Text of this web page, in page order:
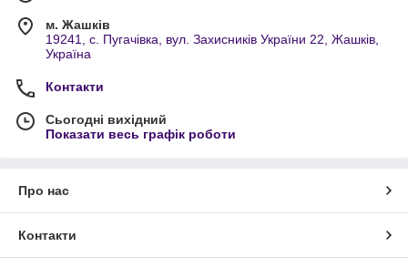
м. Жашків
19241, с. Пугачівка, вул. Захисників України 22, Жашків,
Україна
Контакти
Сьогодні вихідний
Показати весь графік роботи
Про нас
Контакти